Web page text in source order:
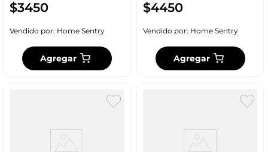
$3450
Vendido por: Home Sentry
Agregar
$4450
Vendido por: Home Sentry
Agregar